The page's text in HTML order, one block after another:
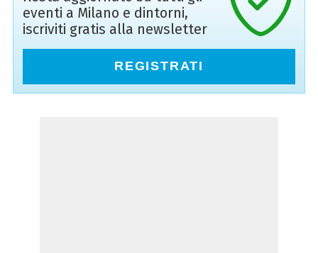
eventi a Milano e dintorni,
iscriviti gratis alla newsletter
REGISTRATI